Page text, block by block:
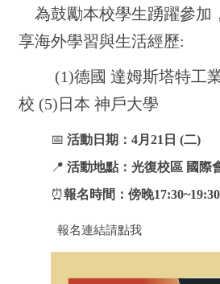
為鼓勵本校學生踴躍參加
享海外學習與生活經歷:
(1)德國 達姆斯塔特工
校 (5) 日本 神戶大學
📅 活動日期：4月21 日 (二)
📍 活動地點：光復校區 國際
⏰報名時間：傍晚17:30~19:30
報名連結請點我